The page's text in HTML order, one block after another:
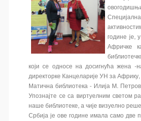
године
Афричке
који се односе на досигнућа жена -
директорке Канцеларије УН за Африку,
Матична библиотека - Илија М.
Упознајте се са виртуелним светом
наше библиотеке, а чије визуелно
Србија је ове године имала само две